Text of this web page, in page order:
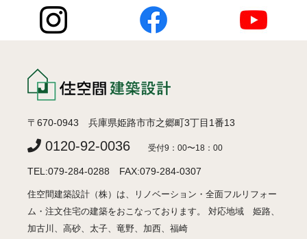
〒670-0943 兵庫県姫路市市之郷町3丁目1番13
0120-92-0036 受付9：00〜18：00
TEL:079-284-0288 FAX:079-284-0307
住空間建築設計（株）は、リノベーション・全面フルリフォー
ム・注文住宅の建築をおこなっております。 対応地域 姫路、
加古川、高砂、太子、竜野、加西、福崎